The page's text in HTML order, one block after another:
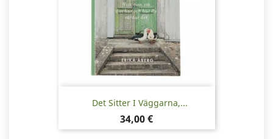
Det Sitter I Väggarna,...
Pris
34,00 €